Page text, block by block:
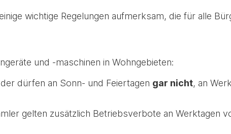
wichtige Regelungen aufmerksam, die für alle
und -maschinen in Wohngebieten:
dürfen an Sonn- und Feiertagen gar nicht, an
gelten zusätzlich Betriebsverbote an Werktagen